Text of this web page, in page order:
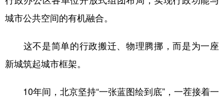
城市公共空间的有机融合。
这不是简单的行政搬迁、物理腾挪，而是为一座
新城筑起城市框架。
10年间，北京坚持“一张蓝图绘到底”，一茬接着一